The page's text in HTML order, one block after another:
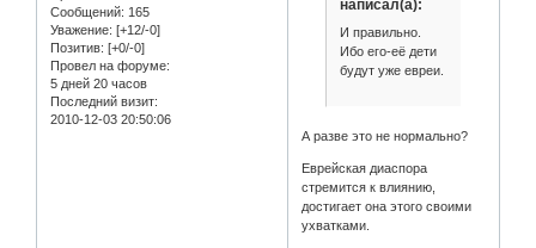
Сообщений: 165
Уважение: [+12/-0]
Позитив: [+0/-0]
Провел на форуме:
5 дней 20 часов
Последний визит:
2010-12-03 20:50:06
написал(а):
И правильно.
Ибо его-её дети
будут уже евреи.
А разве это не нормально?
Еврейская диаспора
стремится к влиянию,
достигает она этого своими
ухватками.